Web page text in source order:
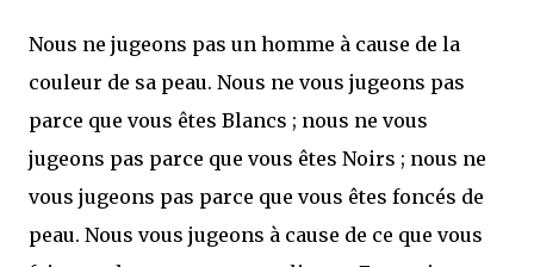
Nous ne jugeons pas un homme à cause de la
couleur de sa peau. Nous ne vous jugeons pas
parce que vous êtes Blancs ; nous ne vous
jugeons pas parce que vous êtes Noirs ; nous ne
vous jugeons pas parce que vous êtes foncés de
peau. Nous vous jugeons à cause de ce que vous